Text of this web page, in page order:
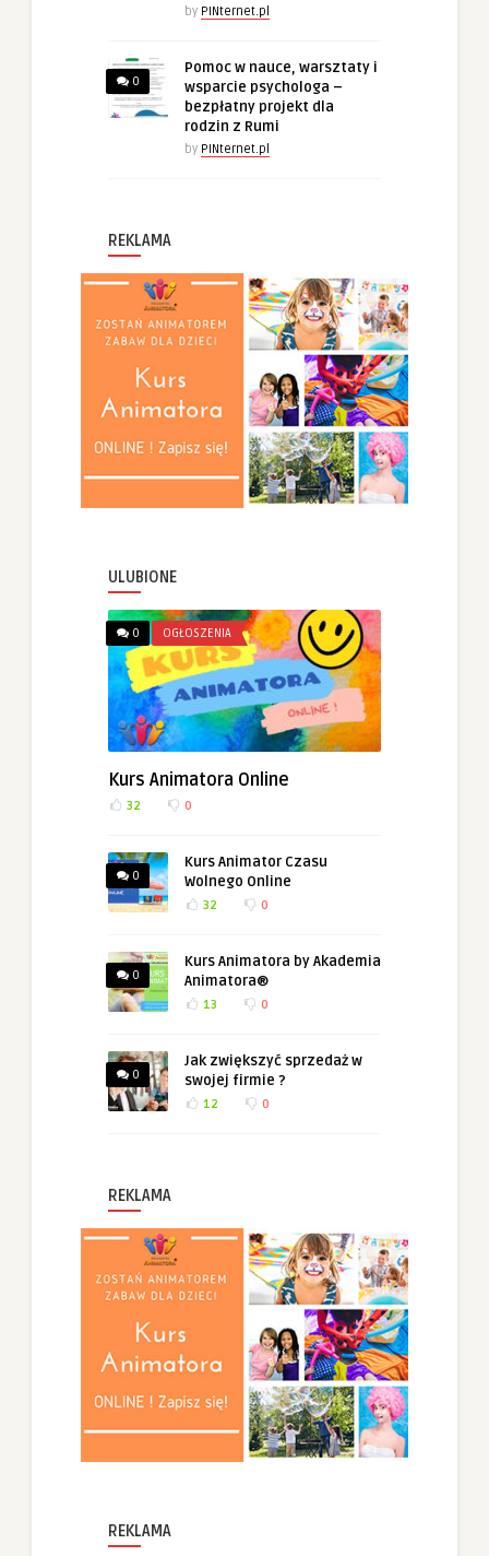
by PINternet.pl
0
Pomoc w nauce, warsztaty i
wsparcie psychologa –
bezpłatny projekt dla
rodzin z Rumi
by PINternet.pl
REKLAMA
ULUBIONE
0 OGŁOSZENIA
Kurs Animatora Online
32 0
0
Kurs Animator Czasu
Wolnego Online
32 0
0
Kurs Animatora by Akademia
Animatora®
13 0
0
Jak zwiększyć sprzedaż w
swojej firmie ?
12 0
REKLAMA
REKLAMA